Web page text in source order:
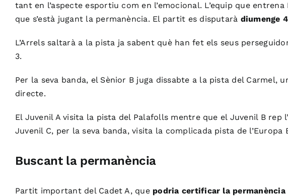
tant en l’aspecte esportiu com en l’emocional. L’equip que
que s’està jugant la permanència. El partit es disputarà diumenge
L’Arrels saltarà a la pista ja sabent què han fet els seus
3.
Per la seva banda, el Sènior B juga dissabte a la pista del
directe.
El Juvenil A visita la pista del Palafolls mentre que el Juvenil B rep
Juvenil C, per la seva banda, visita la complicada pista de l’Europa
Buscant la permanència
Partit important del Cadet A, que podria certificar la